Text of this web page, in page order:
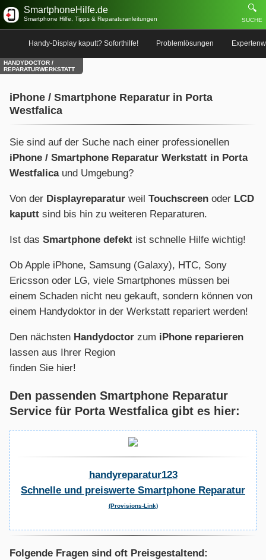
SmartphoneHilfe.de
Smartphone Hilfe, Tipps & Reparaturanleitungen
🔍
SUCHE
Handy-Display kaputt? Soforthilfe! Problemlösungen
HANDYDOCTOR /
REPARATURWERKSTATT
iPhone / Smartphone Reparatur in Porta
Westfalica
Sie sind auf der Suche nach einer professionellen
iPhone / Smartphone Reparatur Werkstatt in Porta
Westfalicaund Umgebung?
Von der Displayreparatur weil Touchscreen oder LCD
kaputt sind bis hin zu weiteren Reparaturen.
Ist das Smartphone defekt ist schnelle Hilfe wichtig!
Ob Apple iPhone, Samsung (Galaxy), HTC, Sony
Ericsson oder LG, viele Smartphones müssen bei
einem Schaden nicht neu gekauft, sondern können von
einem Handydoktor in der Werkstatt repariert werden!
Den nächsten Handydoctor zum iPhone reparieren
lassen aus Ihrer Region
finden Sie hier!
Den passenden Smartphone Reparatur
Service für Porta Westfalica gibt es hier:
handyreparatur123
Schnelle und preiswerte Smartphone Reparatur
(Provisions-Link)
Folgende Fragen sind oft Preisgestaltend: